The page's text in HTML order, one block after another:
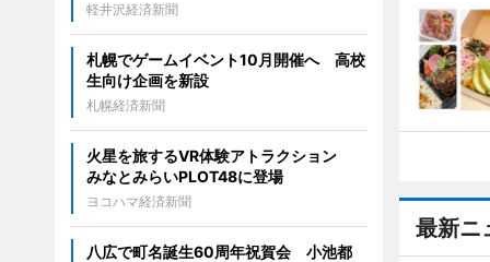
最新ニ
軽井沢経済新聞
札幌でゲームイベント10月開催へ 高校
生向け企画を新設
札幌経済新聞
火星を旅するVR体験アトラクション
みなとみらいPLOT48に登場
ヨコハマ経済新聞
八広で町名誕生60周年祝賀会 小池都